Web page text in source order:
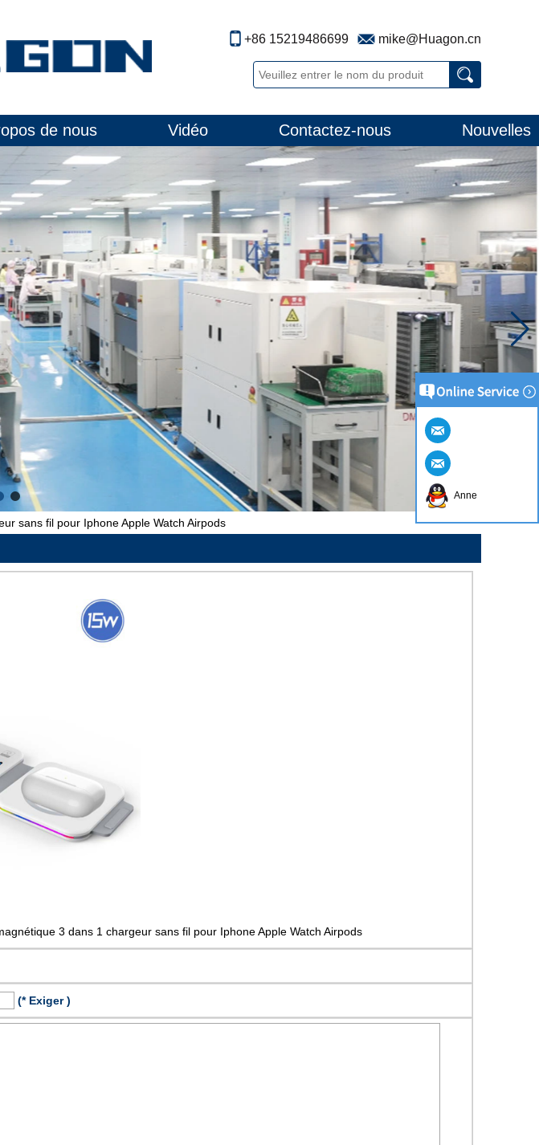
+86 15219486699 mike@Huagon.cn
de nous Vidéo Contactez-nous Nouvelles
sans fil pour Iphone Apple Watch Airpods
3 dans 1 chargeur sans fil pour Iphone Apple Watch Airpods
(* Exiger )
Anne